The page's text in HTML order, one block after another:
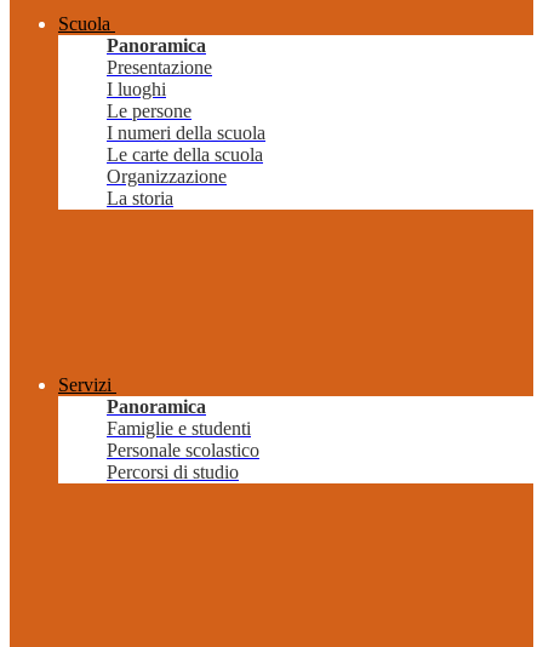
Scuola
Panoramica
Presentazione
I luoghi
Le persone
I numeri della scuola
Le carte della scuola
Organizzazione
La storia
Servizi
Panoramica
Famiglie e studenti
Personale scolastico
Percorsi di studio